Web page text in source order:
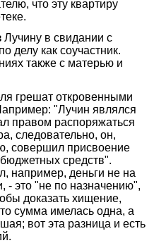
что эту квартиру
Лучину в свидании с
делу как соучастник.
также с матерью и
грешат откровенными
"Лучин являлся
правом распоряжаться
следовательно, он,
совершил присвоение
средств".
например, деньги не на
- это "не по назначению",
доказать хищение,
сумма имелась одна, а
вот эта разница и есть